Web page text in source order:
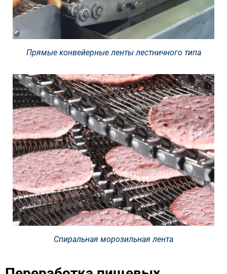
Прямые конвейерные ленты лестничного типа
Спиральная морозильная лента